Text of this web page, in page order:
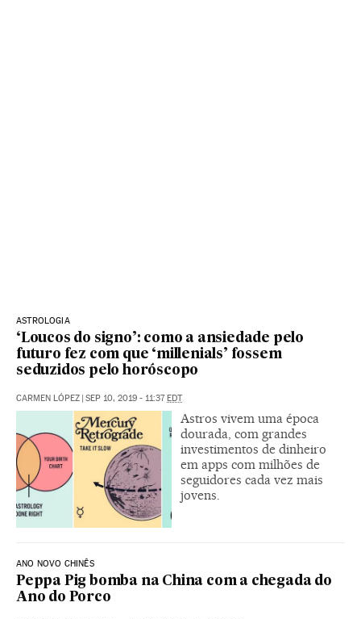
ASTROLOGIA
‘Loucos do signo’: como a ansiedade pelo
futuro fez com que ‘millenials’ fossem
seduzidos pelo horóscopo
CARMEN LÓPEZ SEP 10, 2019 - 11:37 EDT
Astros vivem uma época
dourada, com grandes
investimentos de dinheiro
em apps com milhões de
seguidores cada vez mais
jovens.
ANO NOVO CHINÊS
Peppa Pig bomba na China com a chegada do
Ano do Porco